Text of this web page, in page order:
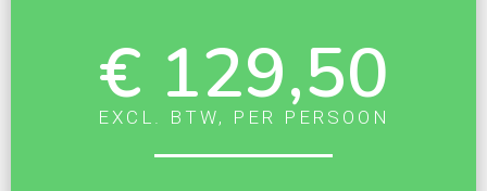
€ 129,50
EXCL. BTW, PER PERSOON